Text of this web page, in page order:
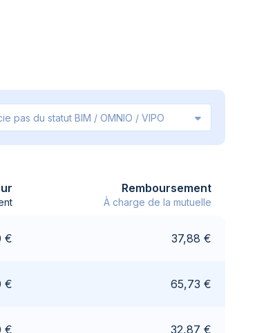
pas du statut BIM / OMNIO / VIPO
Remboursement
À charge de la mutuelle
€ 37,88 €
€ 65,73 €
€ 32,87 €